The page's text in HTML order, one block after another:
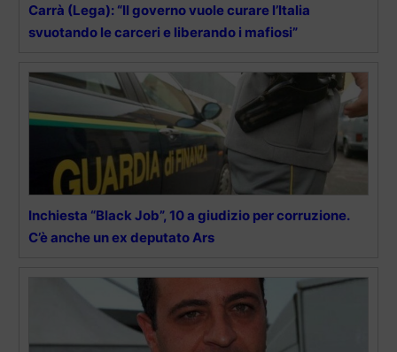
Carrà (Lega): “Il governo vuole curare l’Italia
svuotando le carceri e liberando i mafiosi”
Inchiesta “Black Job”, 10 a giudizio per corruzione.
C’è anche un ex deputato Ars